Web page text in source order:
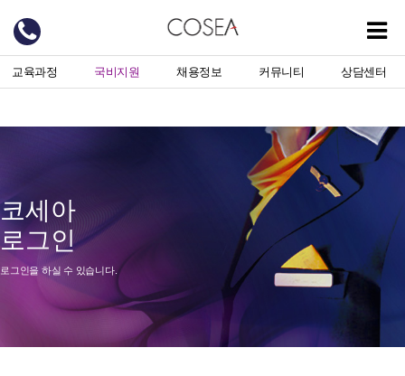
교육과정 국비지원 채용정보 커뮤니티 상담센터
코세아
로그인
로그인을 하실 수 있습니다.